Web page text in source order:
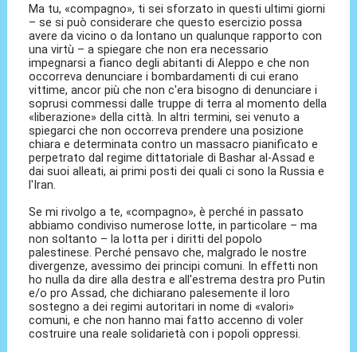
Ma tu, «compagno», ti sei sforzato in questi ultimi giorni
– se si può considerare che questo esercizio possa
avere da vicino o da lontano un qualunque rapporto con
una virtù – a spiegare che non era necessario
impegnarsi a fianco degli abitanti di Aleppo e che non
occorreva denunciare i bombardamenti di cui erano
vittime, ancor più che non c'era bisogno di denunciare i
soprusi commessi dalle truppe di terra al momento della
«liberazione» della città. In altri termini, sei venuto a
spiegarci che non occorreva prendere una posizione
chiara e determinata contro un massacro pianificato e
perpetrato dal regime dittatoriale di Bashar al-Assad e
dai suoi alleati, ai primi posti dei quali ci sono la Russia e
l'Iran.
Se mi rivolgo a te, «compagno», è perché in passato
abbiamo condiviso numerose lotte, in particolare – ma
non soltanto – la lotta per i diritti del popolo
palestinese. Perché pensavo che, malgrado le nostre
divergenze, avessimo dei principi comuni. In effetti non
ho nulla da dire alla destra e all'estrema destra pro Putin
e/o pro Assad, che dichiarano palesemente il loro
sostegno a dei regimi autoritari in nome di «valori»
comuni, e che non hanno mai fatto accenno di voler
costruire una reale solidarietà con i popoli oppressi.